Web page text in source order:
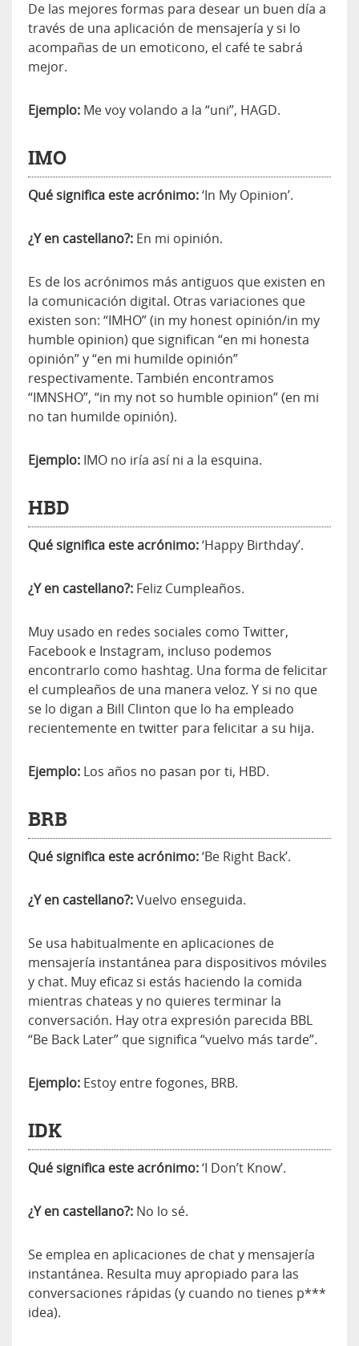
De las mejores formas para desear un buen día a
través de una aplicación de mensajería y si lo
acompañas de un emoticono, el café te sabrá
mejor.
Ejemplo: Me voy volando a la “uni”, HAGD.
IMO
Qué significa este acrónimo:‘In My Opinion’.
¿Y en castellano?: En mi opinión.
Es de los acrónimos más antiguos que existen en
la comunicación digital. Otras variaciones que
existen son: “IMHO” (in my honest opinión/in my
humble opinion) que significan “en mi honesta
opinión” y “en mi humilde opinión”
respectivamente. También encontramos
“IMNSHO”, “in my not so humble opinion” (en mi
no tan humilde opinión).
Ejemplo: IMO no iría así ni a la esquina.
HBD
Qué significa este acrónimo:‘Happy Birthday’.
¿Y en castellano?: Feliz Cumpleaños.
Muy usado en redes sociales como Twitter,
Facebook e Instagram, incluso podemos
encontrarlo como hashtag. Una forma de felicitar
el cumpleaños de una manera veloz. Y si no que
se lo digan a Bill Clinton que lo ha empleado
recientemente en twitter para felicitar a su hija.
Ejemplo: Los años no pasan por ti, HBD.
BRB
Qué significa este acrónimo:‘Be Right Back’.
¿Y en castellano?:Vuelvo enseguida.
Se usa habitualmente en aplicaciones de
mensajería instantánea para dispositivos móviles
y chat. Muy eficaz si estás haciendo la comida
mientras chateas y no quieres terminar la
conversación. Hay otra expresión parecida BBL
“Be Back Later” que significa “vuelvo más tarde”.
Ejemplo: Estoy entre fogones, BRB.
IDK
Qué significa este acrónimo:‘I Don’t Know’.
¿Y en castellano?: No lo sé.
Se emplea en aplicaciones de chat y mensajería
instantánea. Resulta muy apropiado para las
conversaciones rápidas (y cuando no tienes p***
idea).